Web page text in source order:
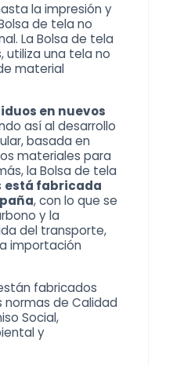
la impresión y
de tela no
La Bolsa de tela
, utiliza una tela no
material
en nuevos
así al desarrollo
basada en
materiales para
la Bolsa de tela
está fabricada
, con lo que se
y la
del transporte,
importación
fabricados
de Calidad
Social,
y